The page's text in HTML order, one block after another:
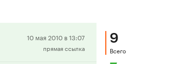
Положительная
рецензия
10 мая 2010 в 13:07
прямая ссылка
9
Всего